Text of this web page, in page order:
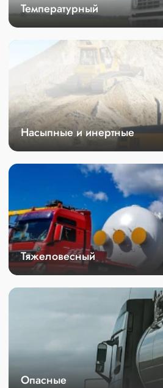
Температурный
Насыпные и инертные
Тяжеловесный
Опасные